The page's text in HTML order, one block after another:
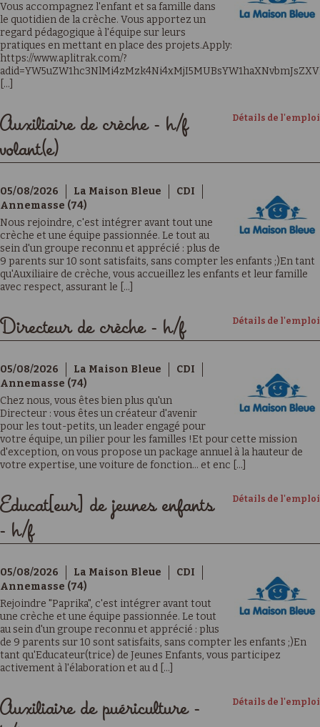
Vous accompagnez l'enfant et sa famille dans
le quotidien de la crèche. Vous apportez un
regard pédagogique à l'équipe sur leurs
pratiques en mettant en place des projets.Apply:
https://www.aplitrak.com/?
[...]
Détails de l'emploi
Auxiliaire de crèche - h/f
volant(e)
05/08/2026 La Maison Bleue
CDI
Annemasse (74)
Nous rejoindre, c'est intégrer avant tout une
crèche et une équipe passionnée. Le tout au
sein d'un groupe reconnu et apprécié : plus de
9 parents sur 10 sont satisfaits, sans compter les enfants ;)En tant
qu'Auxiliaire de crèche, vous accueillez les enfants et leur famille
avec respect, assurant le [...]
Détails de l'emploi
Directeur de crèche - h/f
05/08/2026 La Maison Bleue
CDI
Annemasse (74)
Chez nous, vous êtes bien plus qu'un
Directeur : vous êtes un créateur d'avenir
pour les tout-petits, un leader engagé pour
votre équipe, un pilier pour les familles !Et pour cette mission
d'exception, on vous propose un package annuel à la hauteur de
votre expertise, une voiture de fonction… et enc [...]
Détails de l'emploi
Educat[eur] de jeunes enfants
- h/f
05/08/2026 La Maison Bleue
CDI
Annemasse (74)
Rejoindre "Paprika", c'est intégrer avant tout
une crèche et une équipe passionnée. Le tout
au sein d'un groupe reconnu et apprécié : plus
de 9 parents sur 10 sont satisfaits, sans compter les enfants ;)En
tant qu'Educateur(trice) de Jeunes Enfants, vous participez
activement à l'élaboration et au d [...]
Détails de l'emploi
Auxiliaire de puériculture -